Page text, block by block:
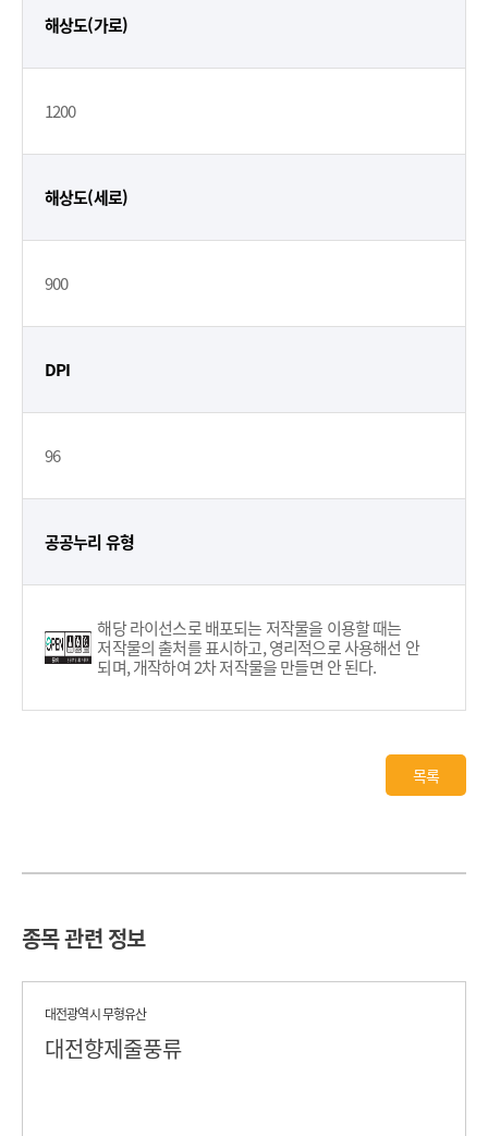
해상도(가로)
1200
해상도(세로)
900
DPI
96
공공누리 유형
해당 라이선스로 배포되는 저작물을 이용할 때는
저작물의 출처를 표시하고, 영리적으로 사용해선 안
되며, 개작하여 2차 저작물을 만들면 안 된다.
목록
종목 관련 정보
대전광역시 무형유산
대전향제줄풍류